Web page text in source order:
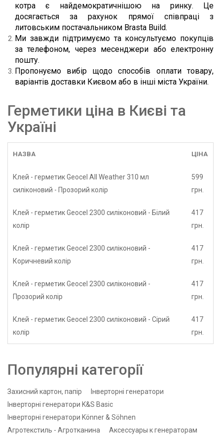
котра є найдемократичнішою на ринку. Це
досягається за рахунок прямої співпраці з
литовським постачальником Brasta Build.
Ми завжди підтримуємо та консультуємо покупців
за телефоном, через месенджери або електронну
пошту.
Пропонуємо вибір щодо способів оплати товару,
варіантів доставки Києвом або в інші міста України.
Герметики ціна в Києві та
Україні
НАЗВА ЦІНА
Клей - герметик Geocel All Weather 310 мл
силіконовий - Прозорий колір
599
грн.
Клей - герметик Geocel 2300 силіконовий - Білий
колір
417
грн.
Клей - герметик Geocel 2300 силіконовий -
Коричневий колір
417
грн.
Клей - герметик Geocel 2300 силіконовий -
Прозорий колір
417
грн.
Клей - герметик Geocel 2300 силіконовий - Сірий
колір
417
грн.
Популярні категорії
Захисний картон, папір
Інверторні генератори
Інверторні генератори K&S Basic
Інверторні генератори Könner & Söhnen
Агротекстиль - Агротканина
Аксессуары к генераторам